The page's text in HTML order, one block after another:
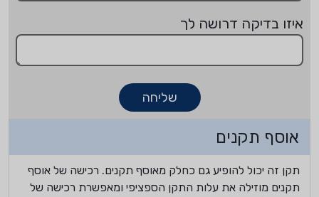
איזו בדיקה דרושה לך
שליחה
אוסף תקנים
תקן זה יכול להופיע גם כחלק מאוסף תקנים. רכישה של אוסף
תקנים מוזילה את עלות התקן הספציפי ומאפשרת רכישה של